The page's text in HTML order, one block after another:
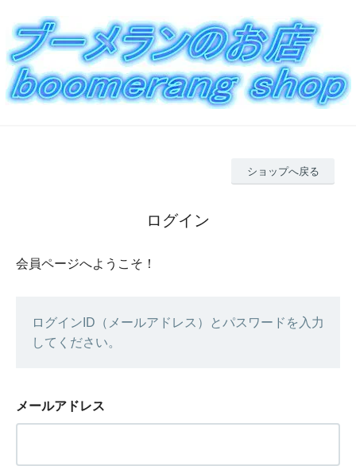
ショップへ戻る
ログイン
会員ページへようこそ！
ログインID（メールアドレス）とパスワードを入力
してください。
メールアドレス